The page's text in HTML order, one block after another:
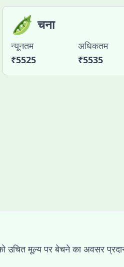
🫛 चना
न्यूनतम
₹5525
अधिकतम
₹5535
उचित मूल्य पर बेचने का अवसर